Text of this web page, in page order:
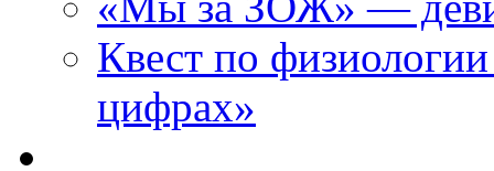
Квест по
цифрах»